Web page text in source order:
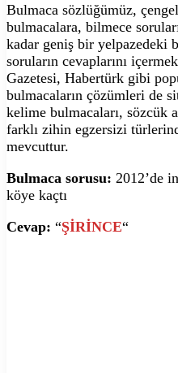
Bulmaca sözlüğümüz,
bulmacalara, bilmece
kadar geniş bir yelpazedeki
soruların cevaplarını
Gazetesi, Habertürk gibi
bulmacaların çözümleri de
kelime bulmacaları, sözcük
farklı zihin egzersizi
mevcuttur.
Bulmaca sorusu: 2012’de
köye kaçtı
Cevap: “ŞİRİNCE“